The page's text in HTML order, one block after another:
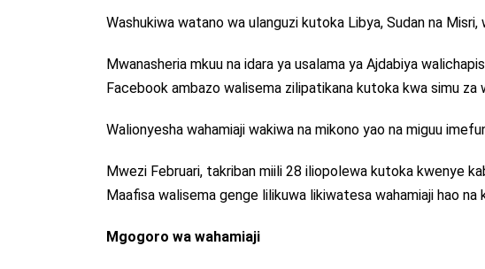
Washukiwa watano wa ulanguzi kutoka Libya, Sudan na
Mwanasheria mkuu na idara ya usalama ya Ajdabiya
Facebook ambazo walisema zilipatikana kutoka kwa simu za
Walionyesha wahamiaji wakiwa na mikono yao na miguu
Mwezi Februari, takriban miili 28 iliopolewa kutoka kwenye
Maafisa walisema genge lilikuwa likiwatesa wahamiaji hao na
Mgogoro wa wahamiaji